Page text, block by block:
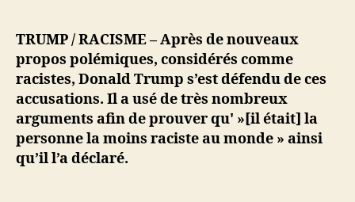
qui
« prouvent »
qu' »[il
est]
la
TRUMP / RACISME – Après de nouveaux
propos polémiques, considérés comme
racistes, Donald Trump s’est défendu de ces
accusations. Il a usé de très nombreux
arguments afin de prouver qu' »[il était] la
personne la moins raciste au monde » ainsi
qu’il l’a déclaré.